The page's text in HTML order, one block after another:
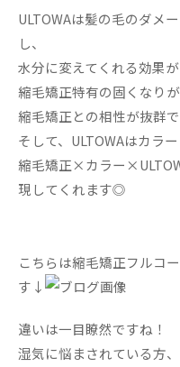
ULTOWAは髪の毛のダメ
し、
水分に変えてくれる効果が
縮毛矯正特有の固くなり
縮毛矯正との相性が抜群で
そして、ULTOWAはカラ
縮毛矯正×カラー
現してくれます◎
こちらは縮毛矯正フルコ
す↓
違いは一目瞭然ですね！
湿気に悩まされている方、